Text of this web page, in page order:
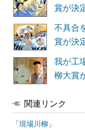
賞が決
不具合
賞が決
我が工
柳大賞
関連リンク
「現場川柳」